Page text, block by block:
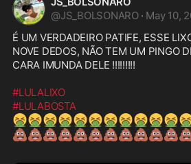
@JS_BOLSONARO · May 10,
É UM VERDADEIRO PATIFE, ESSE
NOVE DEDOS, NÃO TEM UM PINGO
CARA IMUNDA DELE !!!!!!!!!
#LULALIXO
#LULABOSTA
🤮🤮🤮🤮🤮🤮🤮🤮🤮🤮🤮
💩💩💩💩💩💩💩💩💩💩💩